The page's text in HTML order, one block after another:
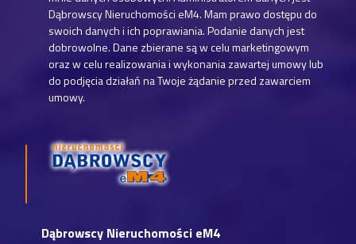
Dąbrowscy Nieruchomości eM4
Dąbrowscy Nieruchomości eM4. Mam prawo dostępu do
swoich danych i ich poprawiania. Podanie danych jest
dobrowolne. Dane zbierane są w celu marketingowym
oraz w celu realizowania i wykonania zawartej umowy lub
do podjęcia działań na Twoje żądanie przed zawarciem
umowy.